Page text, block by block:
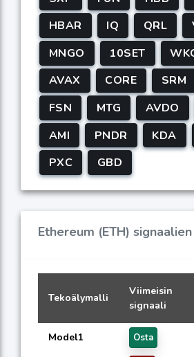
HBAR
IQ QRL
MNGO
10SET
AVAX
CORE SRM
FSN
MTG AVDO
AMI
PNDR KDA
PXC
GBD
Ethereum (ETH)
Tekoälymalli
Viimeisin
signaali
Model1 Osta